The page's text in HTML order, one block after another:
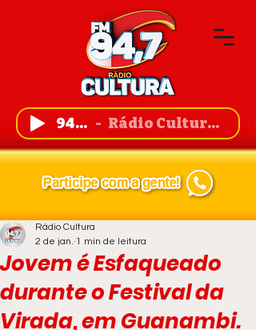
94,7 FM Rádio Cultura de Guanambi
Jovem é Esfaqueado
durante o Festival da
Virada, em Guanambi.
Rádio Cultura
2 de jan. 1 min de leitura